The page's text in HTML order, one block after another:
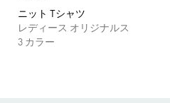
ニット Tシャツ
レディース オリジナルス
3 カラー